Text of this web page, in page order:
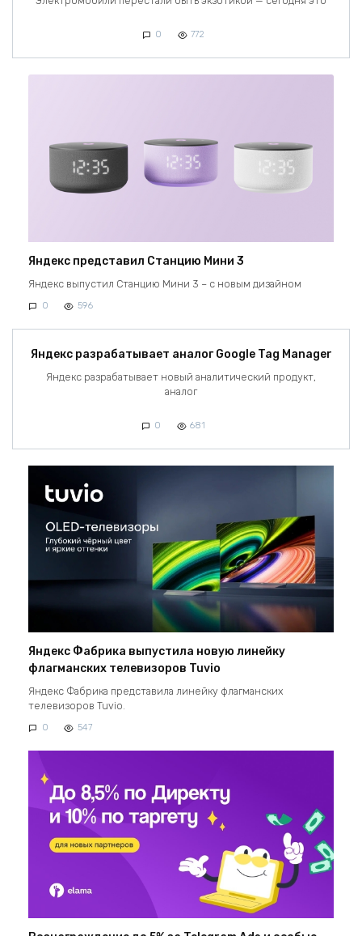
0 772
Яндекс представил Станцию Мини 3
Яндекс выпустил Станцию Мини 3 – с новым дизайном
0 596
Яндекс разрабатывает аналог Google Tag Manager
Яндекс разрабатывает новый аналитический продукт,
аналог
0 681
Яндекс Фабрика выпустила новую линейку
флагманских телевизоров Tuvio
Яндекс Фабрика представила линейку флагманских
телевизоров Tuvio.
0 547